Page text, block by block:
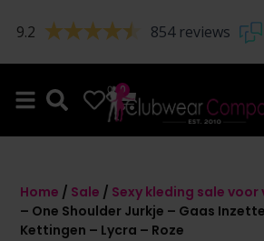
9.2 854 reviews
0 0
Home / Sale / Sexy kleding sale voor
– One Shoulder Jurkje – Gaas
Kettingen – Lycra – Roze